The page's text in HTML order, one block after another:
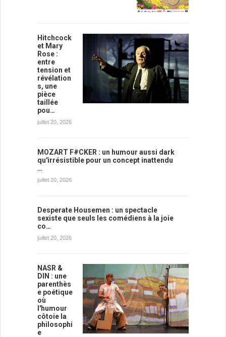
Hitchcock
et Mary
Rose :
entre
tension et
révélation
s, une
pièce
taillée
pou…
juillet 20, 2026
MOZART F#CKER : un humour aussi dark
qu'irrésistible pour un concept inattendu
…
juillet 20, 2026
Desperate Housemen : un spectacle
sexiste que seuls les comédiens à la joie
co…
juillet 20, 2026
NASR &
DIN : une
parenthès
e poétique
où
l'humour
côtoie la
philosophi
e